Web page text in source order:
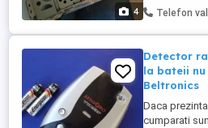
4 Telefon
Detector
la bateii
Beltronics
Daca
cumparati